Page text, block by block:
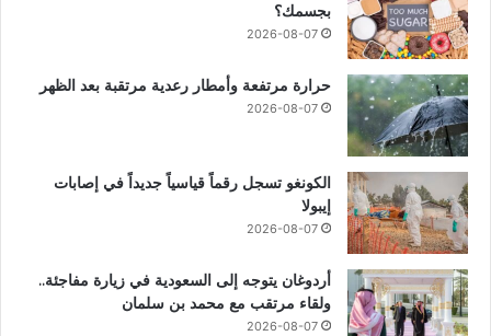
بجسمك؟
2026-08-07
حرارة مرتفعة وأمطار رعدية مرتقبة بعد الظهر
2026-08-07
الكونغو تسجل رقماً قياسياً جديداً في إصابات
إيبولا
2026-08-07
أردوغان يتوجه إلى السعودية في زيارة مفاجئة..
ولقاء مرتقب مع محمد بن سلمان
2026-08-07